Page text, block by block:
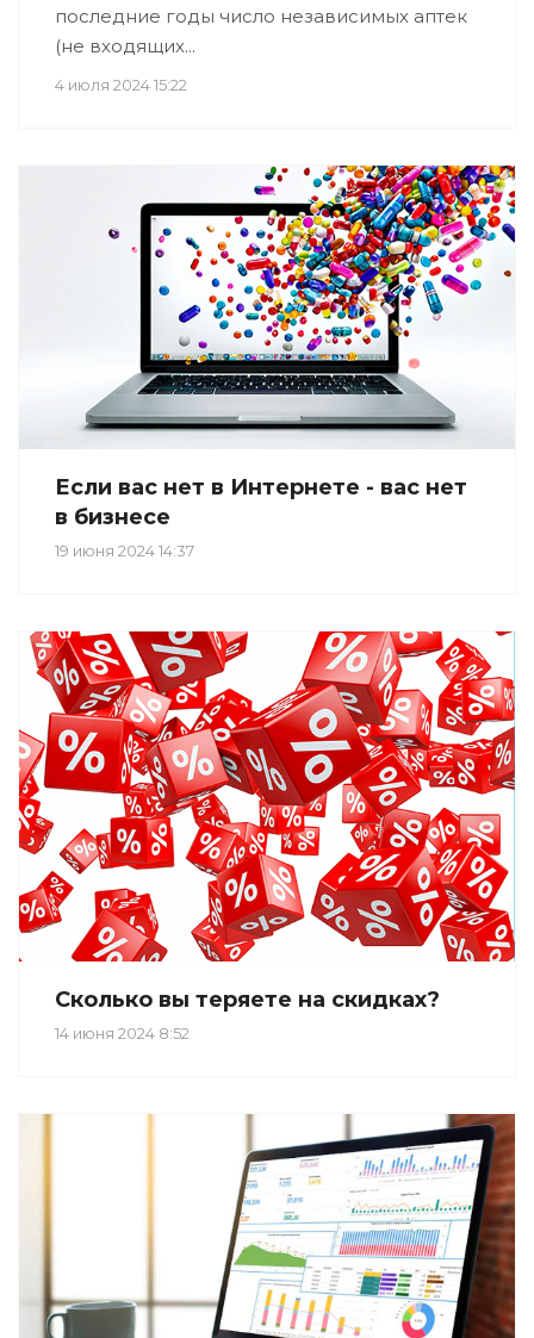
последние годы число независимых аптек
(не входящих...
4 июля 2024 15:22
Если вас нет в Интернете - вас нет
в бизнесе
19 июня 2024 14:37
Сколько вы теряете на скидках?
14 июня 2024 8:52